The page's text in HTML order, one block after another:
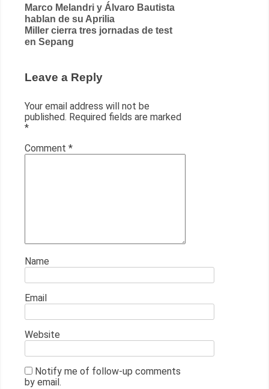
Post
navigation
Marco Melandri y Álvaro Bautista
hablan de su Aprilia
Miller cierra tres jornadas de test
en Sepang
Leave a Reply
Your email address will not be
published. Required fields are marked
*
Comment *
Name
Email
Website
Notify me of follow-up comments
by email.